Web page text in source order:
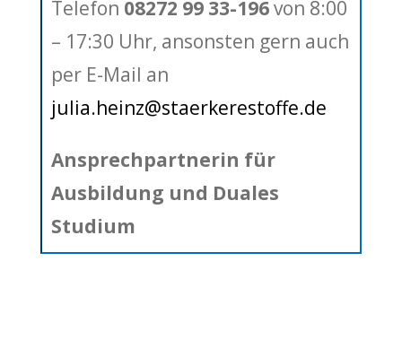
Telefon 08272 99 33-196von 8:00
– 17:30 Uhr, ansonsten gern auch
per E-Mail an
julia.heinz@staerkerestoffe.de
Ansprechpartnerin für
Ausbildung und Duales
Studium